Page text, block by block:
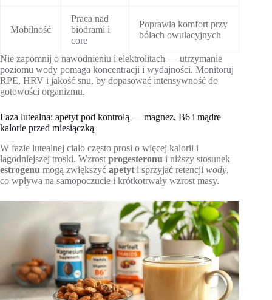
Mobilność
Praca nad
biodrami i
core
Poprawia komfort przy
bólach owulacyjnych
Nie zapomnij o nawodnieniu i elektrolitach — utrzymanie
poziomu wody pomaga koncentracji i wydajności. Monitoruj
RPE, HRV i jakość snu, by dopasować intensywność do
gotowości organizmu.
Faza lutealna: apetyt pod kontrolą — magnez, B6 i mądre
kalorie przed miesiączką
W fazie lutealnej ciało często prosi o więcej kalorii i
łagodniejszej troski. Wzrost progesteronu i niższy stosunek
estrogenu mogą zwiększyć apetyt i sprzyjać retencji wody,
co wpływa na samopoczucie i krótkotrwały wzrost masy.